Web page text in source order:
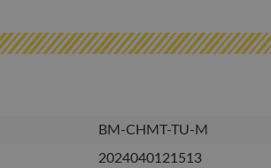
BM-CHMT-TU-M
2024040121513